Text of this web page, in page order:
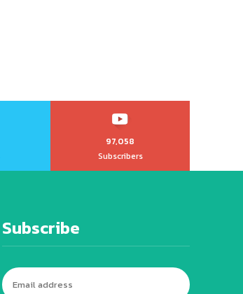
97,058
Subscribers
Subscribe